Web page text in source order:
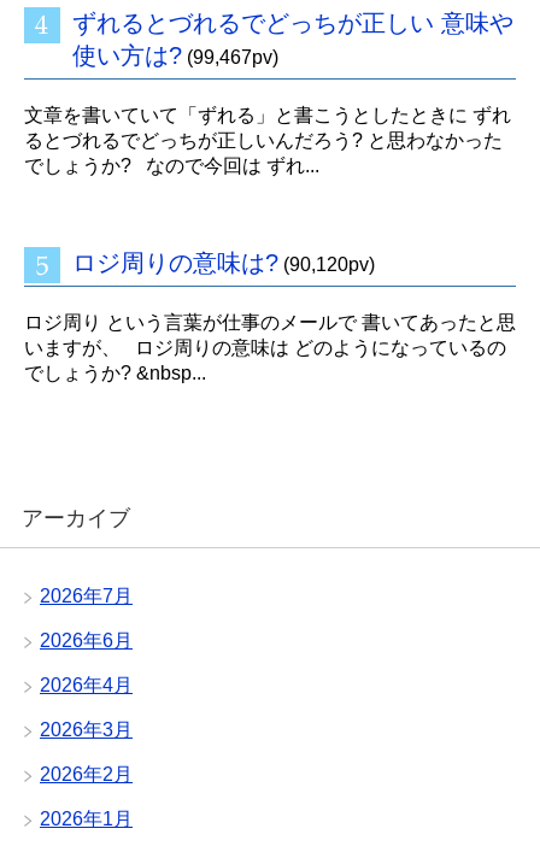
ずれるとづれるでどっちが正しい 意味や
使い方は? (99,467pv)
文章を書いていて「ずれる」と書こうとしたときに ずれ
るとづれるでどっちが正しいんだろう? と思わなかった
でしょうか? なので今回は ずれ...
ロジ周りの意味は? (90,120pv)
ロジ周り という言葉が仕事のメールで 書いてあったと思
いますが、 ロジ周りの意味は どのようになっているの
でしょうか? &nbsp...
アーカイブ
2026年7月
2026年6月
2026年4月
2026年3月
2026年2月
2026年1月